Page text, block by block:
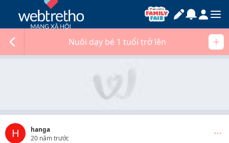
Nuôi dạy bé 1 tuổi trở lên
H
hanga
20 năm trước